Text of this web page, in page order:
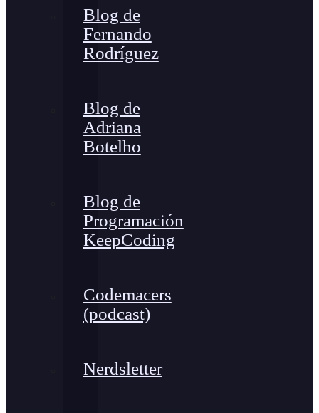
Blog de
Fernando
Rodríguez
Blog de
Adriana
Botelho
Blog de
Programación
KeepCoding
Codemacers
(podcast)
Nerdsletter